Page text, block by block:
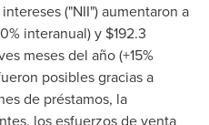
("NII") aumentaron a
interanual) y $192.3
meses del año (+15%
posibles gracias a
de préstamos, la
los esfuerzos de venta